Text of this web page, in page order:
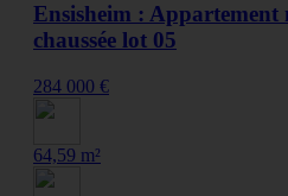
Ensisheim : Appartement
chaussée lot 05
284 000 €
64,59 m²